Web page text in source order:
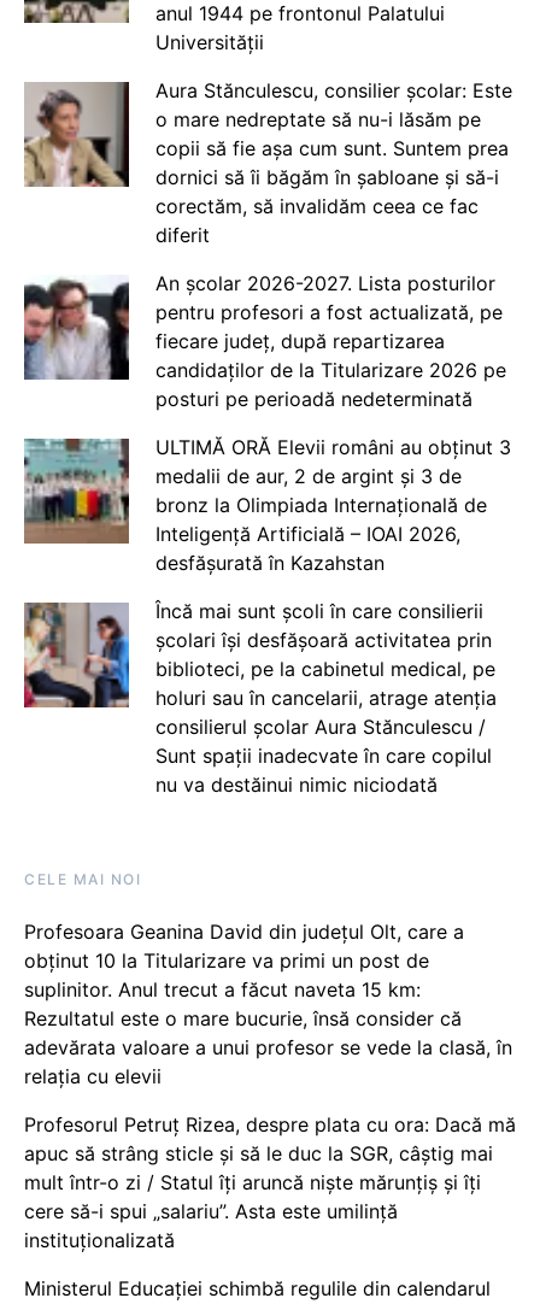
anul 1944 pe frontonul Palatului
Universității
Aura Stănculescu, consilier școlar: Este
o mare nedreptate să nu-i lăsăm pe
copii să fie așa cum sunt. Suntem prea
dornici să îi băgăm în șabloane și să-i
corectăm, să invalidăm ceea ce fac
diferit
An școlar 2026-2027. Lista posturilor
pentru profesori a fost actualizată, pe
fiecare județ, după repartizarea
candidaților de la Titularizare 2026 pe
posturi pe perioadă nedeterminată
ULTIMĂ ORĂ Elevii români au obținut 3
medalii de aur, 2 de argint și 3 de
bronz la Olimpiada Internațională de
Inteligență Artificială – IOAI 2026,
desfășurată în Kazahstan
Încă mai sunt școli în care consilierii
școlari își desfășoară activitatea prin
biblioteci, pe la cabinetul medical, pe
holuri sau în cancelarii, atrage atenția
consilierul școlar Aura Stănculescu /
Sunt spații inadecvate în care copilul
nu va destăinui nimic niciodată
CELE MAI NOI
Profesoara Geanina David din județul Olt, care a
obținut 10 la Titularizare va primi un post de
suplinitor. Anul trecut a făcut naveta 15 km:
Rezultatul este o mare bucurie, însă consider că
adevărata valoare a unui profesor se vede la clasă, în
relația cu elevii
Profesorul Petruț Rizea, despre plata cu ora: Dacă mă
apuc să strâng sticle și să le duc la SGR, câștig mai
mult într-o zi / Statul îți aruncă niște mărunțiș și îți
cere să-i spui „salariu”. Asta este umilință
instituționalizată
Ministerul Educației schimbă regulile din calendarul